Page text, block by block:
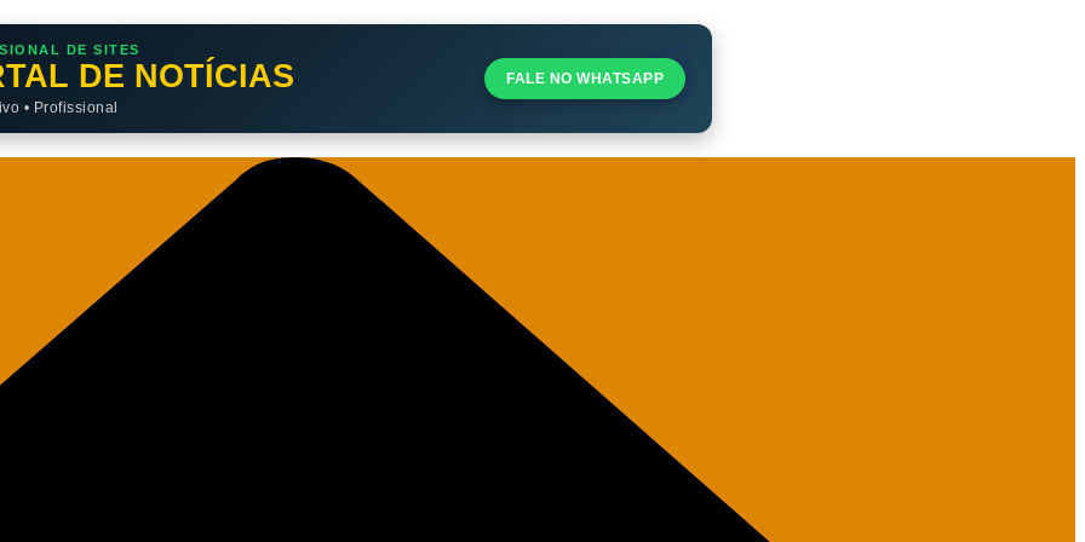
DE SITES
DE NOTÍCIAS
• Profissional
FALE NO WHATSAPP